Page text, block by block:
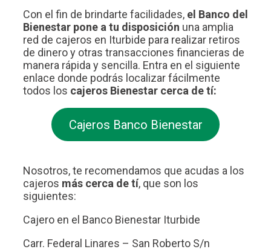
Con el fin de brindarte facilidades, el Banco del
Bienestar pone a tu disposición una amplia
red de cajeros en Iturbide para realizar retiros
de dinero y otras transacciones financieras de
manera rápida y sencilla. Entra en el siguiente
enlace donde podrás localizar fácilmente
todos los cajeros Bienestar cerca de tí:
Cajeros Banco Bienestar
Nosotros, te recomendamos que acudas a los
cajeros más cerca de tí, que son los
siguientes:
Cajero en el Banco Bienestar Iturbide
Carr. Federal Linares – San Roberto S/n